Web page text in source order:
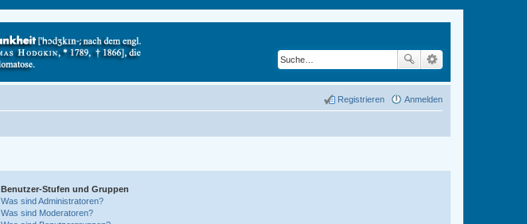
Anmelden
Registrieren
Benutzer-Stufen und Gruppen
Was sind Administratoren?
Was sind Moderatoren?